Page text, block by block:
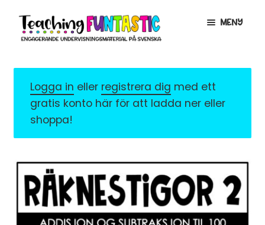
Hoppa
till
navigering
Gå
till
innehåll
MENY
MITT KONTO
GRATISMATERIAL
LICENSER
EXPANDERA
UNDERMENY
TYPSNITT
Logga in eller registrera dig med ett
gratis konto här för att ladda ner eller
shoppa!